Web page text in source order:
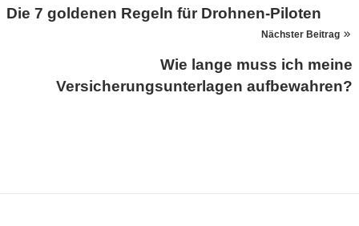
Die 7 goldenen Regeln für Drohnen-Piloten
Nächster Beitrag
Wie lange muss ich meine
Versicherungsunterlagen aufbewahren?